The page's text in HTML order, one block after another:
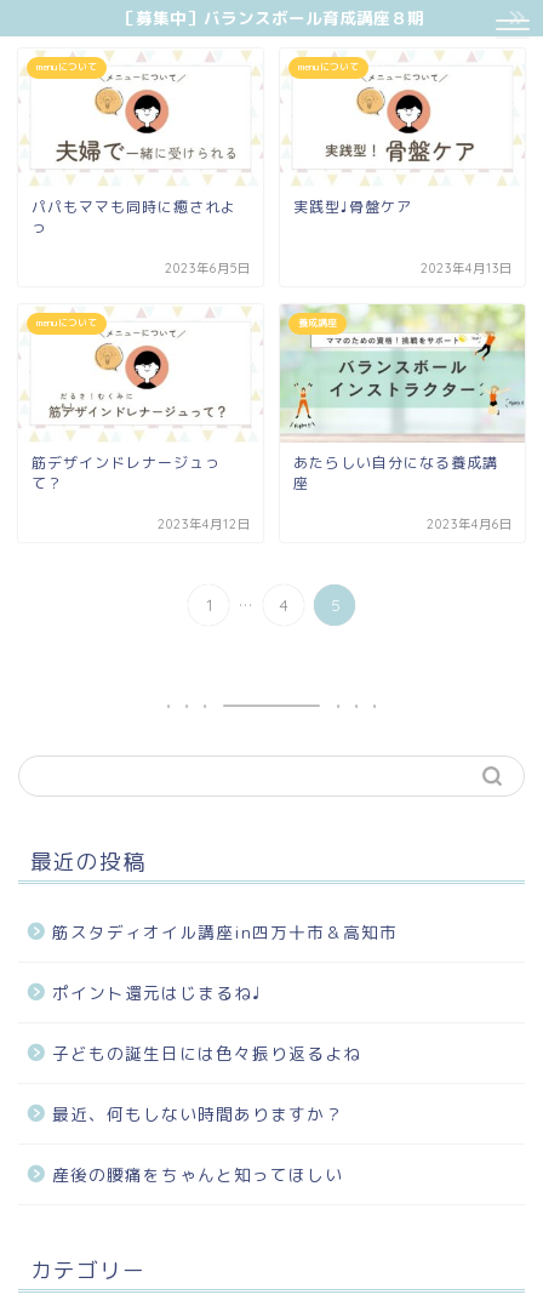
［募集中］バランスボール育成講座８期
menuについて
パパもママも同時に癒されよ
っ
2023年6月5日
menuについて
実践型♩骨盤ケア
2023年4月13日
menuについて
筋デザインドレナージュっ
て？
2023年4月12日
養成講座
あたらしい自分になる養成講
座
2023年4月6日
1 ... 4 5
最近の投稿
筋スタディオイル講座in四万十市＆高知市
ポイント還元はじまるね♩
子どもの誕生日には色々振り返るよね
最近、何もしない時間ありますか？
産後の腰痛をちゃんと知ってほしい
カテゴリー